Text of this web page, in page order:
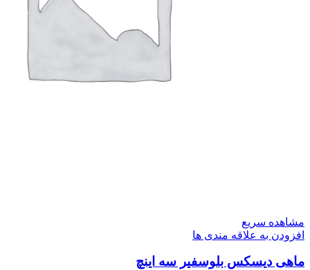
مشاهده سریع
افزودن به علاقه مندی ها
ماهی دیسکس بلوسفیر سه اینچ